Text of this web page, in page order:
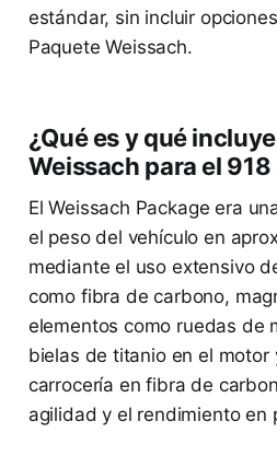
estándar, sin incluir
Paquete Weissach.
¿Qué es y qué
Weissach para el 918
El Weissach Package era
el peso del vehículo en
mediante el uso extensivo
como fibra de carbono,
elementos como ruedas de
bielas de titanio en el motor
carrocería en fibra de
agilidad y el rendimiento en